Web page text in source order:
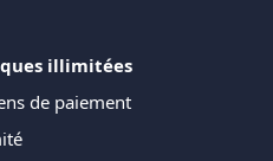
illimitées
de paiement